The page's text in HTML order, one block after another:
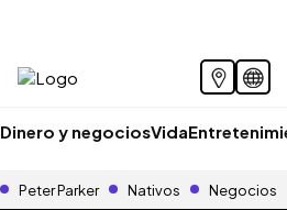
Dinero y negociosVida
Peter Parker Nativos Negocios